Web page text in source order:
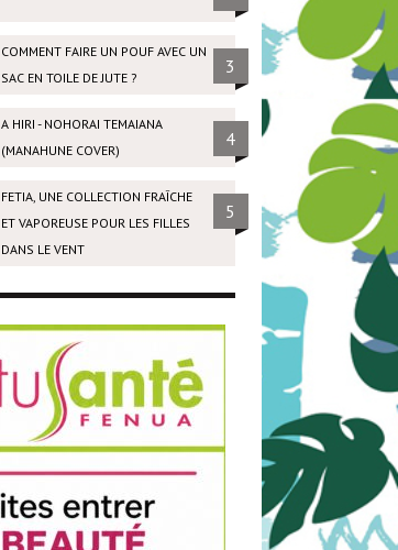
COMMENT FAIRE UN POUF AVEC UN
SAC EN TOILE DE JUTE ?
3
A HIRI - NOHORAI TEMAIANA
(MANAHUNE COVER)
4
FETIA, UNE COLLECTION FRAÎCHE
ET VAPOREUSE POUR LES FILLES
DANS LE VENT
5